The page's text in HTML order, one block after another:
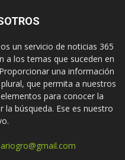
un servicio de noticias 365
a los temas que suceden en
una información
que permita a nuestros
para conocer la
la búsqueda. Ese es nuestro